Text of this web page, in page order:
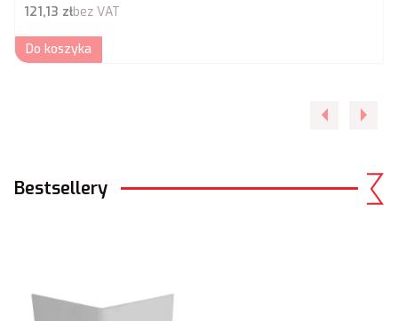
Cena netto
121,13 złbez VAT
Do koszyka
Bestsellery